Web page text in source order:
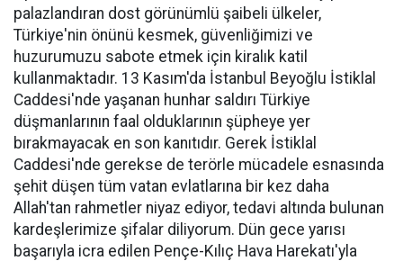
palazlandıran dost görünümlü şaibeli ülkeler,
Türkiye'nin önünü kesmek, güvenliğimizi ve
huzurumuzu sabote etmek için kiralık katil
kullanmaktadır. 13 Kasım'da İstanbul Beyoğlu İstiklal
Caddesi'nde yaşanan hunhar saldırı Türkiye
düşmanlarının faal olduklarının şüpheye yer
bırakmayacak en son kanıtıdır. Gerek İstiklal
Caddesi'nde gerekse de terörle mücadele esnasında
şehit düşen tüm vatan evlatlarına bir kez daha
Allah'tan rahmetler niyaz ediyor, tedavi altında bulunan
kardeşlerimize şifalar diliyorum. Dün gece yarısı
başarıyla icra edilen Pençe-Kılıç Hava Harekatı'yla